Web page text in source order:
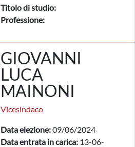
Titolo di studio:
Professione:
GIOVANNI
LUCA
MAINONI
Vicesindaco
Data elezione:09/06/2024
Data entrata in carica: 13-06-